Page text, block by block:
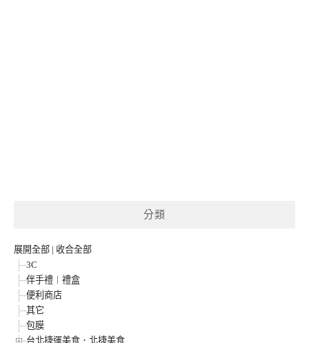
分類
展開全部 | 收合全部
3C
伴手禮︱禮盒
便利商店
其它
包膜
台北捷運美食．北捷美食